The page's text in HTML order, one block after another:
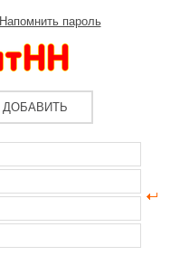
Напомнить пароль
ДОБАВИТЬ